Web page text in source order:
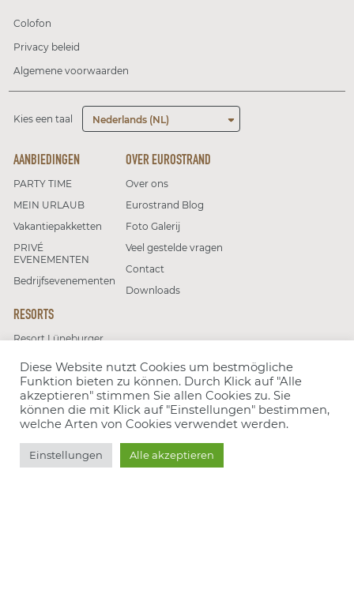
Colofon
Privacy beleid
Algemene voorwaarden
Kies een taal Nederlands (NL)
AANBIEDINGEN
PARTY TIME
MEIN URLAUB
Vakantiepakketten
PRIVÉ
EVENEMENTEN
Bedrijfsevenementen
RESORTS
Resort Lüneburger
Resort Moseltal
OVER EUROSTRAND
Over ons
Eurostrand Blog
Foto Galerij
Veel gestelde vragen
Contact
Downloads
Volg ons
Diese Website nutzt Cookies um bestmögliche
Funktion bieten zu können. Durch Klick auf "Alle
akzeptieren" stimmen Sie allen Cookies zu. Sie
können die mit Klick auf "Einstellungen" bestimmen,
welche Arten von Cookies verwendet werden.
Einstellungen Alle akzeptieren